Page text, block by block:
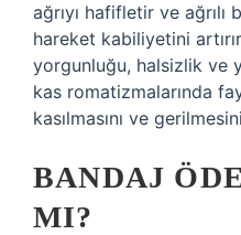
ağrıyı hafifletir ve
hareket kabiliyetini
yorgunluğu, halsizlik ve
kas romatizmalarında
kasılmasını ve
BANDAJ
MI?